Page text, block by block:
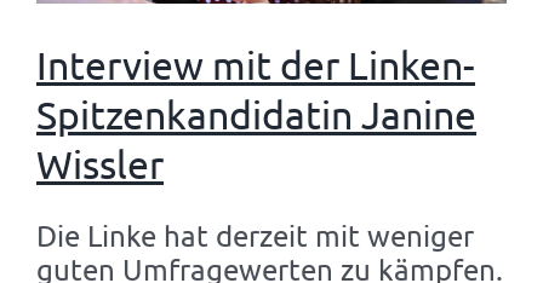
Interview mit der Linken-
Spitzenkandidatin Janine
Wissler
Die Linke hat derzeit mit weniger
guten Umfragewerten zu kämpfen.